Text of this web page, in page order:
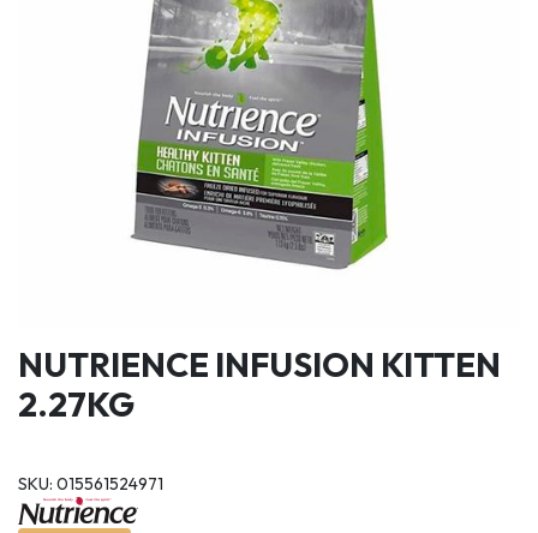
NUTRIENCE INFUSION KITTEN
2.27KG
SKU: 015561524971